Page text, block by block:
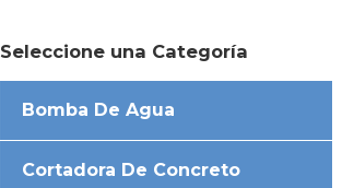
Seleccione una Categoría
Bomba De Agua
Cortadora De Concreto